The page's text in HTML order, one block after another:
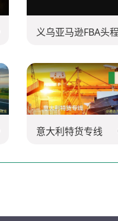
义乌亚马逊FBA头
意大利特货专线